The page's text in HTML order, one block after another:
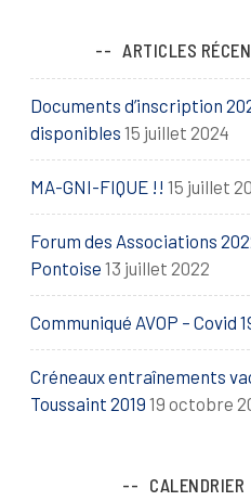
ARTICLES
Documents d’inscription
disponibles 15 juillet 2024
MA-GNI-FIQUE !! 15 juillet
Forum des Associations
Pontoise 13 juillet 2022
Communiqué AVOP – Covid
Créneaux entraînements
Toussaint 2019 19 octobre
CALENDRIER